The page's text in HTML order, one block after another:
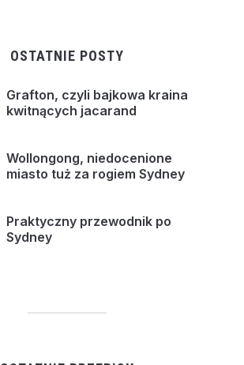
OSTATNIE POSTY
Grafton, czyli bajkowa kraina
kwitnących jacarand
Wollongong, niedocenione
miasto tuż za rogiem Sydney
Praktyczny przewodnik po
Sydney